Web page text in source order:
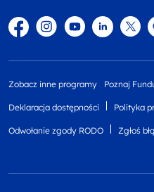
FacebookInstagram
YouTubeLinkedin
Zobacz inne programy Poznaj
Deklaracja dostępności Polityka
Odwołanie zgody RODO Zgłoś